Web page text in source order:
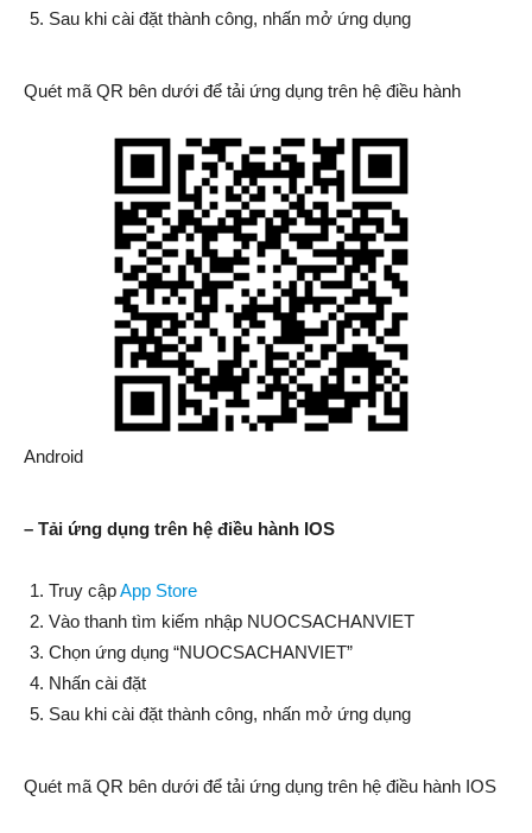
Sau khi cài đặt thành công, nhấn mở ứng dụng
Quét mã QR bên dưới để tải ứng dụng trên hệ điều hành
Android
– Tải ứng dụng trên hệ điều hành IOS
Truy cậpApp Store
Vào thanh tìm kiếm nhập NUOCSACHANVIET
Chọn ứng dụng “NUOCSACHANVIET”
Nhấn cài đặt
Sau khi cài đặt thành công, nhấn mở ứng dụng
Quét mã QR bên dưới để tải ứng dụng trên hệ điều hành IOS